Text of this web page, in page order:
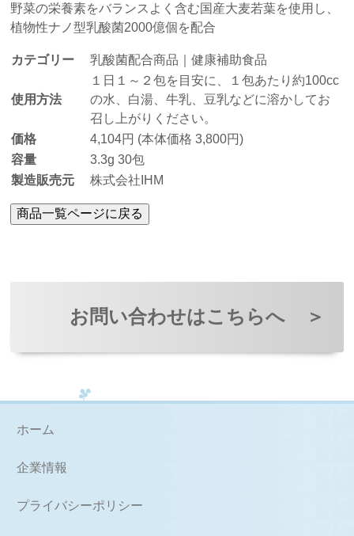
野菜の栄養素をバランスよく含む国産大麦若葉を使用し、
植物性ナノ型乳酸菌2000億個を配合
カテゴリー 乳酸菌配合商品｜健康補助食品
使用方法
１日１～２包を目安に、１包あたり約100cc
の水、白湯、牛乳、豆乳などに溶かしてお
召し上がりください。
価格
4,104円 (本体価格 3,800円)
容量
3.3g 30包
製造販売元
株式会社IHM
お問い合わせはこちらへ ＞
ホーム
企業情報
プライバシーポリシー